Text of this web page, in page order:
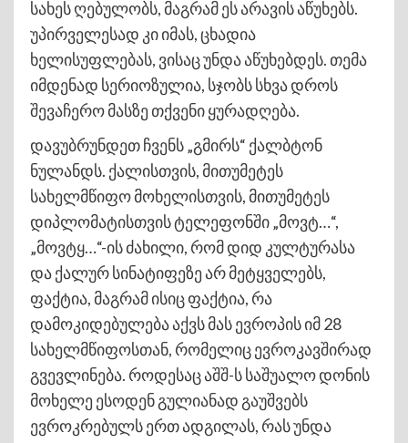
სახეს ღებულობს, მაგრამ ეს არავის აწუხებს.
უპირველესად კი იმას, ცხადია
ხელისუფლებას, ვისაც უნდა აწუხებდეს. თემა
იმდენად სერიოზულია, სჯობს სხვა დროს
შევაჩერო მასზე თქვენი ყურადღება.
დავუბრუნდეთ ჩვენს „გმირს“ ქალბტონ
ნულანდს. ქალისთვის, მითუმეტეს
სახელმწიფო მოხელისთვის, მითუმეტეს
დიპლომატისთვის ტელეფონში „მოვტ…“,
„მოვტყ…“-ის ძახილი, რომ დიდ კულტურასა
და ქალურ სინატიფეზე არ მეტყველებს,
ფაქტია, მაგრამ ისიც ფაქტია, რა
დამოკიდებულება აქვს მას ევროპის იმ 28
სახელმწიფოსთან, რომელიც ევროკავშირად
გვევლინება. როდესაც აშშ-ს საშუალო დონის
მოხელე ესოდენ გულიანად გაუშვებს
ევროკრებულს ერთ ადგილას, რას უნდა